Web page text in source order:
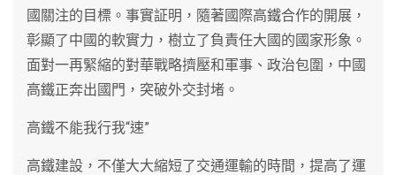
國關注的目標。事實証明，隨著國際高鐵合作的開展，
彰顯了中國的軟實力，樹立了負責任大國的國家形象。
面對一再緊縮的對華戰略擠壓和軍事、政治包圍，中國
高鐵正奔出國門，突破外交封堵。
高鐵不能我行我“速”
高鐵建設，不僅大大縮短了交通運輸的時間，提高了運